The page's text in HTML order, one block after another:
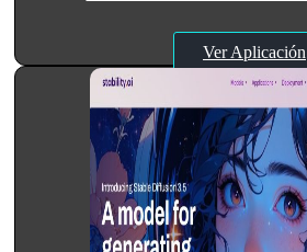
Ver Aplicación